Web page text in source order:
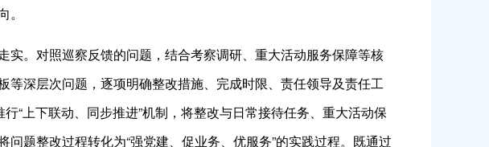
实。对照巡察反馈的问题，结合考察调研、重大活动服务保障等核
深层次问题，逐项明确整改措施、完成时限、责任领导及责任工
“上下联动、同步推进”机制，将整改与日常接待任务、重大活动保
题整改过程转化为“强党建、促业务、优服务”的实践过程。既通过